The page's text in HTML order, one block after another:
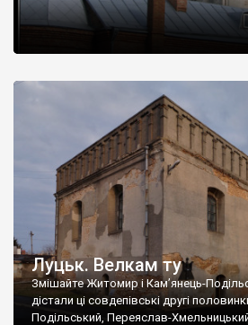
Луцьк. Велкам ту
Змішайте Житомир і Кам’янець-
дістали ці совдепівські другі
Подільський, Переяслав-